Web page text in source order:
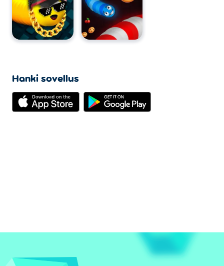
Hanki sovellus